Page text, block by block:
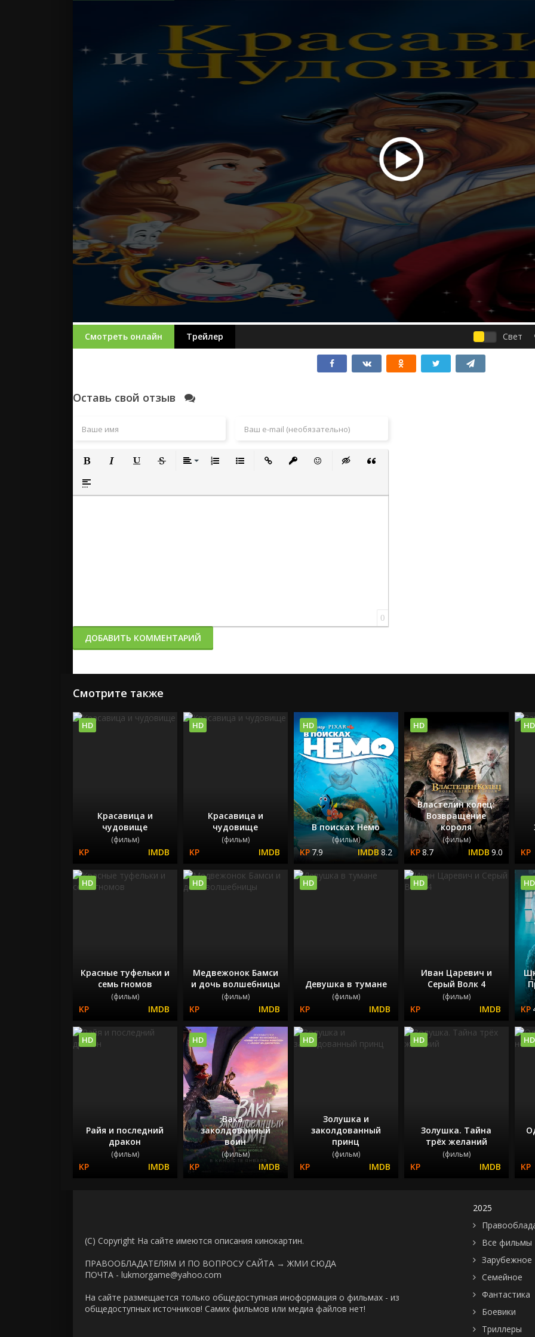
Смотреть онлайн Трейлер Свет
Оставь свой отзыв
Полужирный
Вставка спойлера
0
ДОБАВИТЬ КОММЕНТАРИЙ
Смотрите также
Красавица и
чудовище
(фильм)
HD
Красавица и
чудовище
(фильм)
HD
В поисках Немо
(фильм)
7.9 8.2
HD
Властелин колец:
Возвращение
короля
(фильм)
8.7 9.0
HD HD
Красные туфельки и
семь гномов
(фильм)
HD
Медвежонок Бамси
и дочь волшебницы
(фильм)
HD
Девушка в тумане
(фильм)
HD
Иван Царевич и
Серый Волк 4
(фильм)
HD HD
Райя и последний
дракон
(фильм)
HD
Вака -
заколдованный
воин
(фильм)
HD
Золушка и
заколдованный
принц
(фильм)
HD
Золушка. Тайна
трёх желаний
(фильм)
HD HD
(C) Copyright На сайте имеются описания кинокартин.
ПРАВООБЛАДАТЕЛЯМ И ПО ВОПРОСУ САЙТА → ЖМИ СЮДА
ПОЧТА - lukmorgame@yahoo.com
На сайте размещается только общедоступная иноформация о фильмах - из
общедоступных источников! Самих фильмов или медиа файлов нет!
2025
Все фильмы
Зарубежное
Семейное
Фантастика
Боевики
Триллеры